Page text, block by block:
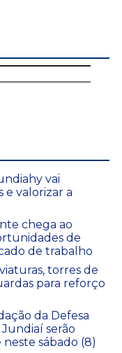
vai
valorizar a
chega ao
de
de trabalho
torres de
para reforço
da Defesa
serão
sábado (8)